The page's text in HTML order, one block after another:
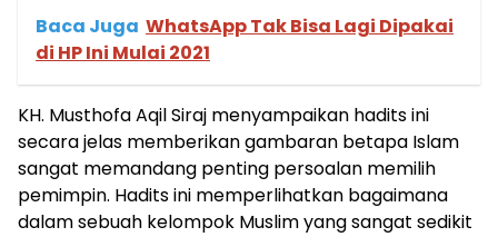
Baca Juga WhatsApp Tak Bisa Lagi Dipakai
di HP Ini Mulai 2021
KH. Musthofa Aqil Siraj menyampaikan hadits ini
secara jelas memberikan gambaran betapa Islam
sangat memandang penting persoalan memilih
pemimpin. Hadits ini memperlihatkan bagaimana
dalam sebuah kelompok Muslim yang sangat sedikit